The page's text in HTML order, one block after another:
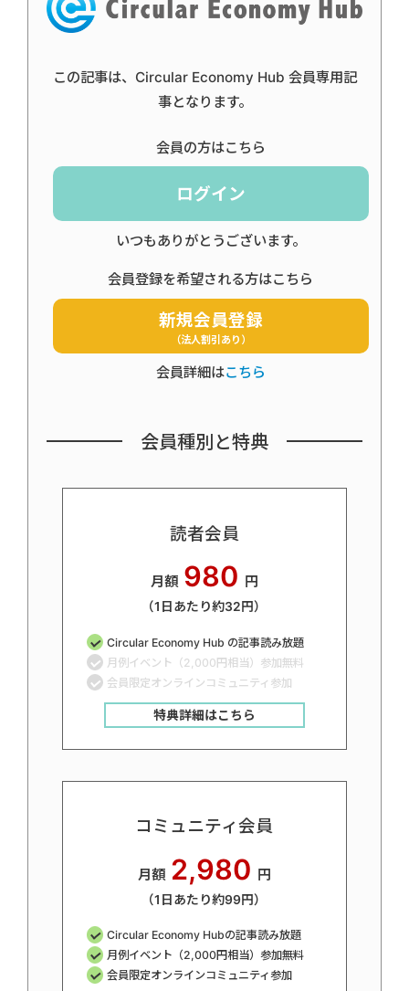
この記事は、Circular Economy Hub 会員専用記
事となります。
会員の方はこちら
ログイン
いつもありがとうございます。
会員登録を希望される方はこちら
新規会員登録
（法人割引あり）
会員詳細はこちら
会員種別と特典
読者会員
月額 980 円
（1日あたり約32円）
Circular Economy Hub の記事読み放題
月例イベント（2,000円相当）参加無料
会員限定オンラインコミュニティ参加
特典詳細はこちら
コミュニティ会員
月額 2,980 円
（1日あたり約99円）
Circular Economy Hubの記事読み放題
月例イベント（2,000円相当）参加無料
会員限定オンラインコミュニティ参加